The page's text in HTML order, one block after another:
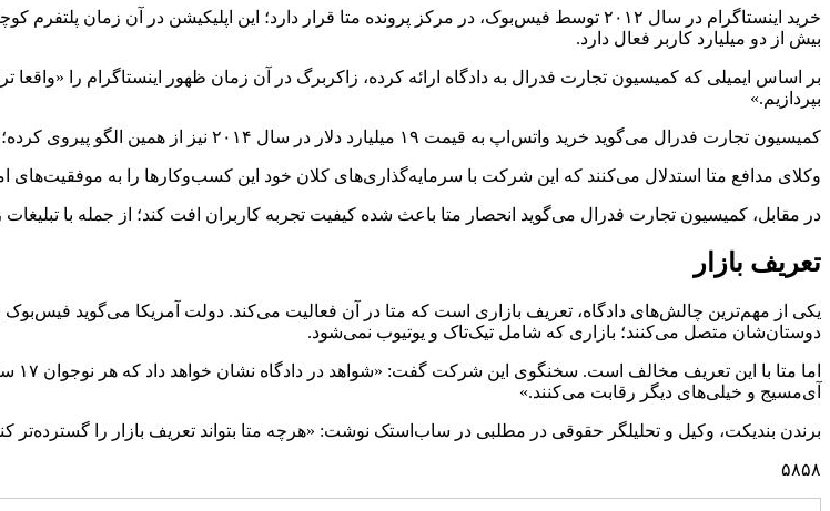
خرید اینستاگرام در سال ۲۰۱۲ توسط فیس‌بوک، در مرکز پرونده متا قرار دارد؛ این اپلیکیشن در
بیش از دو میلیارد کاربر فعال دارد.
بر اساس ایمیلی که کمیسیون تجارت فدرال به دادگاه ارائه کرده، زاکربرگ در آن زمان ظهور اینستاگرام را
بپردازیم.»
کمیسیون تجارت فدرال می‌گوید خرید واتس‌اپ به قیمت ۱۹ میلیارد دلار در سال ۲۰۱۴ نیز از همین الگو پیروی کرده؛ یعنی زاکربرگ نگران بود واتس‌اپ به یک شبکه اجتماعی بزرگ تبدیل شود.
وکلای مدافع متا استدلال می‌کنند که این شرکت با سرمایه‌گذاری‌های کلان خود این کسب‌وکارها را به موفقیت‌های
در مقابل، کمیسیون تجارت فدرال می‌گوید انحصار متا باعث شده کیفیت تجربه کاربران افت کند؛ از جمله با
تعریف بازار
یکی از مهم‌ترین چالش‌های دادگاه، تعریف بازاری است که متا در آن فعالیت می‌کند. دولت آمریکا می‌گوید فیس‌بوک و
دوستان‌شان متصل می‌کنند؛ بازاری که شامل تیک‌تاک و یوتیوب نمی‌شود.
آی‌مسیج و خیلی‌های دیگر رقابت می‌کنند.»
برندن بندیکت، وکیل و تحلیلگر حقوقی در مطلبی در ساب‌استک نوشت: «هرچه متا بتواند تعریف بازار را
۵۸۵۸